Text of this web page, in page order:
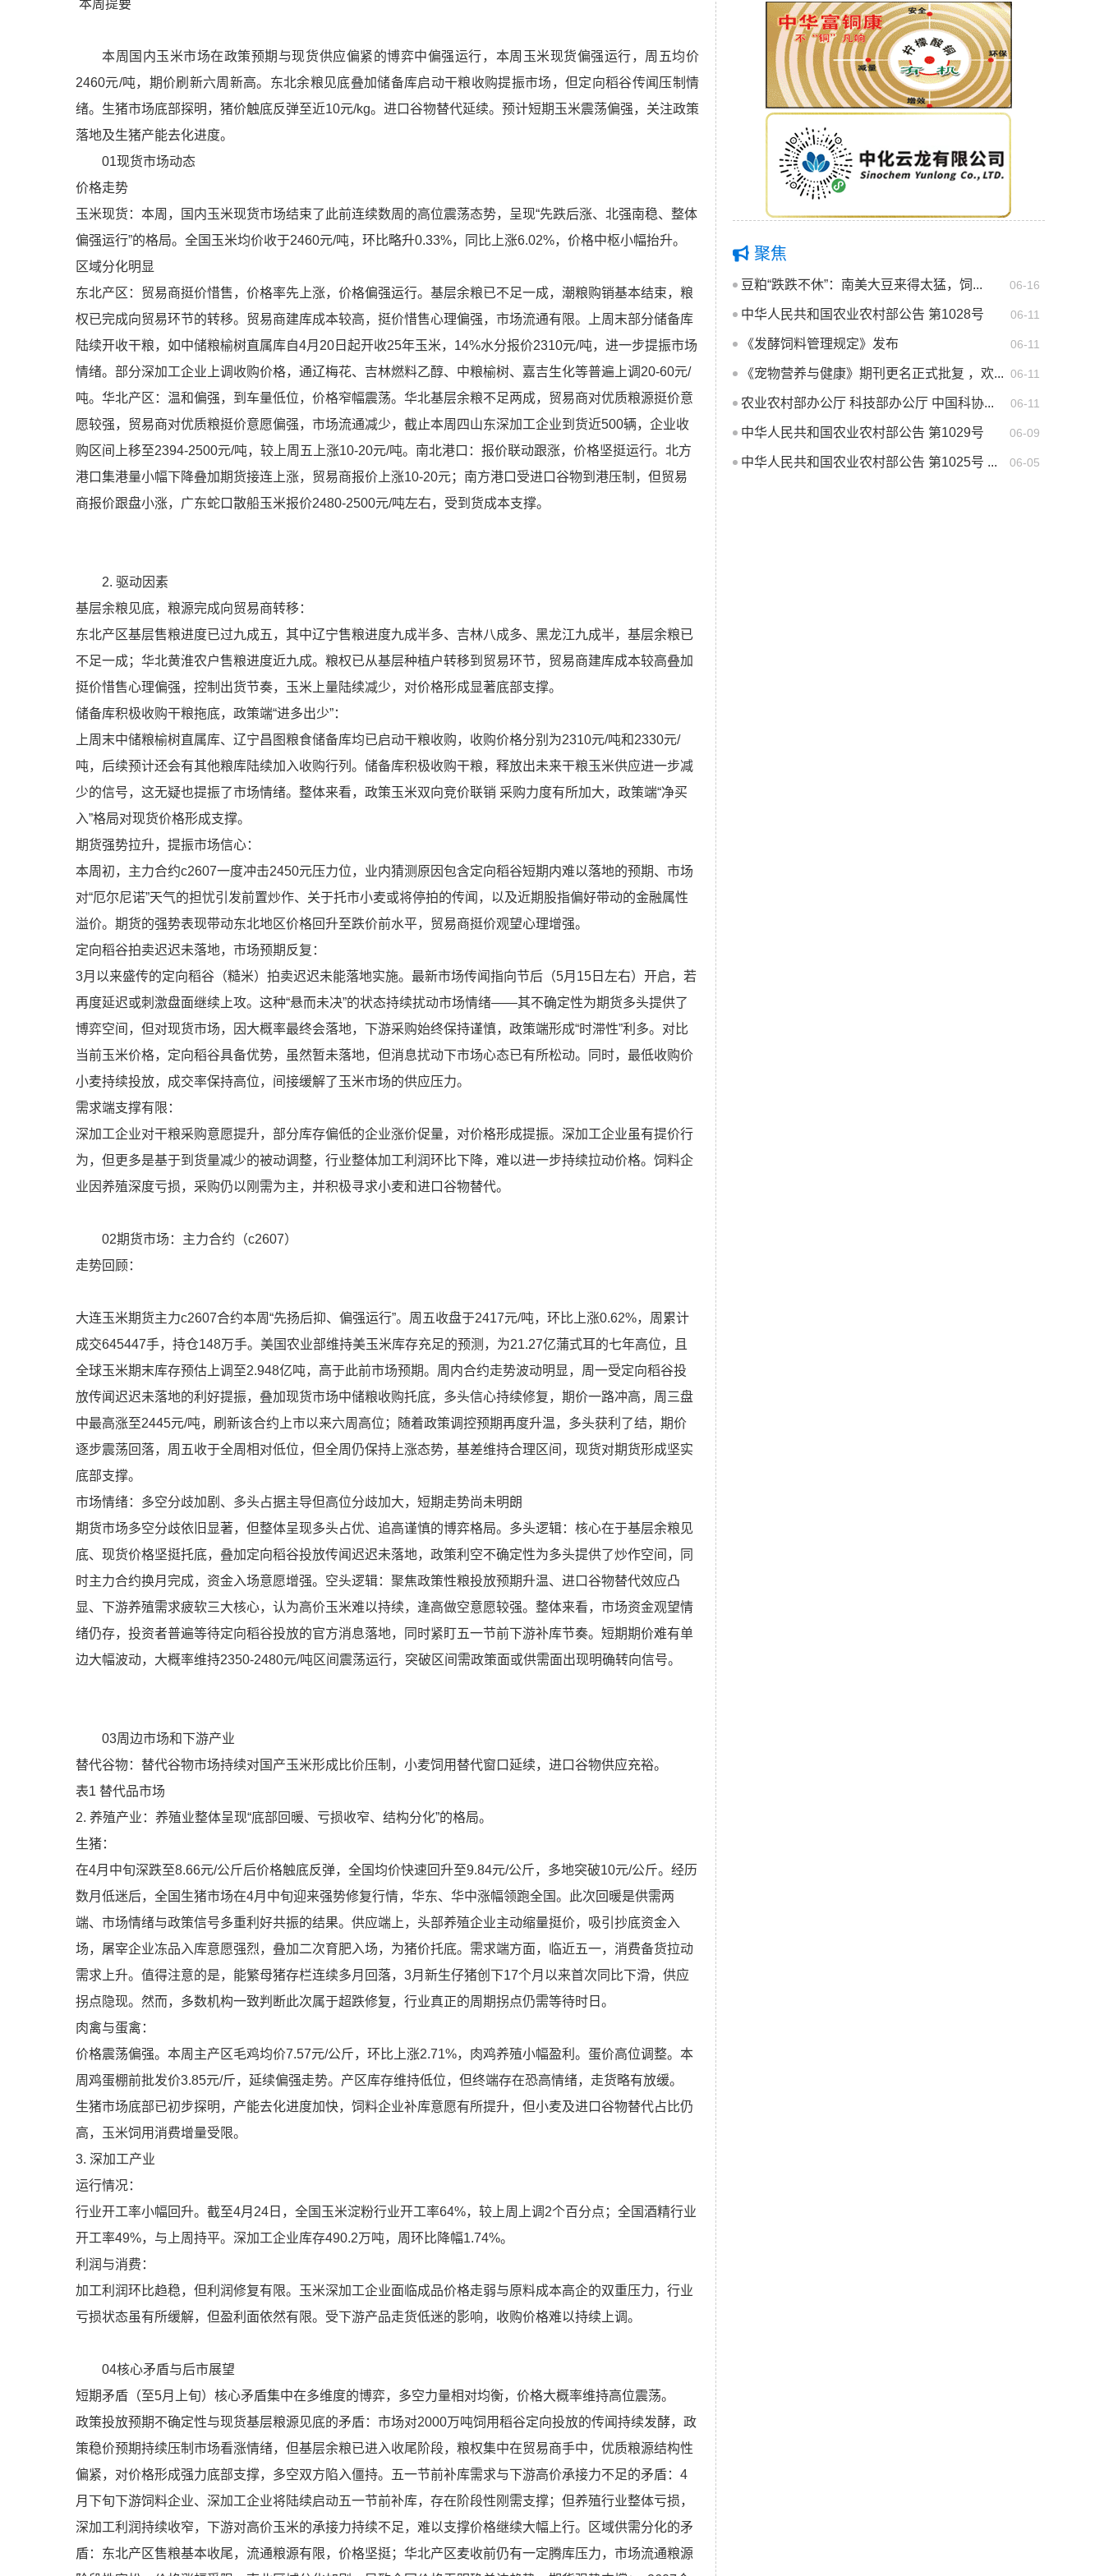
本周提要
本周国内玉米市场在政策预期与现货供应偏紧的博弈中偏强运行，本周玉米现货偏强运行，周五均价
2460元/吨，期价刷新六周新高。东北余粮见底叠加储备库启动干粮收购提振市场，但定向稻谷传闻压制情
绪。生猪市场底部探明，猪价触底反弹至近10元/kg。进口谷物替代延续。预计短期玉米震荡偏强，关注政策
落地及生猪产能去化进度。
01现货市场动态
价格走势
玉米现货：本周，国内玉米现货市场结束了此前连续数周的高位震荡态势，呈现“先跌后涨、北强南稳、整体
偏强运行”的格局。全国玉米均价收于2460元/吨，环比略升0.33%，同比上涨6.02%，价格中枢小幅抬升。
区域分化明显
东北产区：贸易商挺价惜售，价格率先上涨，价格偏强运行。基层余粮已不足一成，潮粮购销基本结束，粮
权已完成向贸易环节的转移。贸易商建库成本较高，挺价惜售心理偏强，市场流通有限。上周末部分储备库
陆续开收干粮，如中储粮榆树直属库自4月20日起开收25年玉米，14%水分报价2310元/吨，进一步提振市场
情绪。部分深加工企业上调收购价格，通辽梅花、吉林燃料乙醇、中粮榆树、嘉吉生化等普遍上调20-60元/
吨。华北产区：温和偏强，到车量低位，价格窄幅震荡。华北基层余粮不足两成，贸易商对优质粮源挺价意
愿较强，贸易商对优质粮挺价意愿偏强，市场流通减少，截止本周四山东深加工企业到货近500辆，企业收
购区间上移至2394-2500元/吨，较上周五上涨10-20元/吨。南北港口：报价联动跟涨，价格坚挺运行。北方
港口集港量小幅下降叠加期货接连上涨，贸易商报价上涨10-20元；南方港口受进口谷物到港压制，但贸易
商报价跟盘小涨，广东蛇口散船玉米报价2480-2500元/吨左右，受到货成本支撑。
2. 驱动因素
基层余粮见底，粮源完成向贸易商转移：
东北产区基层售粮进度已过九成五，其中辽宁售粮进度九成半多、吉林八成多、黑龙江九成半，基层余粮已
不足一成；华北黄淮农户售粮进度近九成。粮权已从基层种植户转移到贸易环节，贸易商建库成本较高叠加
挺价惜售心理偏强，控制出货节奏，玉米上量陆续减少，对价格形成显著底部支撑。
储备库积极收购干粮拖底，政策端“进多出少”：
上周末中储粮榆树直属库、辽宁昌图粮食储备库均已启动干粮收购，收购价格分别为2310元/吨和2330元/
吨，后续预计还会有其他粮库陆续加入收购行列。储备库积极收购干粮，释放出未来干粮玉米供应进一步减
少的信号，这无疑也提振了市场情绪。整体来看，政策玉米双向竞价联销 采购力度有所加大，政策端“净买
入”格局对现货价格形成支撑。
期货强势拉升，提振市场信心：
本周初，主力合约c2607一度冲击2450元压力位，业内猜测原因包含定向稻谷短期内难以落地的预期、市场
对“厄尔尼诺”天气的担忧引发前置炒作、关于托市小麦或将停拍的传闻，以及近期股指偏好带动的金融属性
溢价。期货的强势表现带动东北地区价格回升至跌价前水平，贸易商挺价观望心理增强。
定向稻谷拍卖迟迟未落地，市场预期反复：
3月以来盛传的定向稻谷（糙米）拍卖迟迟未能落地实施。最新市场传闻指向节后（5月15日左右）开启，若
再度延迟或刺激盘面继续上攻。这种“悬而未决”的状态持续扰动市场情绪——其不确定性为期货多头提供了
博弈空间，但对现货市场，因大概率最终会落地，下游采购始终保持谨慎，政策端形成“时滞性”利多。对比
当前玉米价格，定向稻谷具备优势，虽然暂未落地，但消息扰动下市场心态已有所松动。同时，最低收购价
小麦持续投放，成交率保持高位，间接缓解了玉米市场的供应压力。
需求端支撑有限：
深加工企业对干粮采购意愿提升，部分库存偏低的企业涨价促量，对价格形成提振。深加工企业虽有提价行
为，但更多是基于到货量减少的被动调整，行业整体加工利润环比下降，难以进一步持续拉动价格。饲料企
业因养殖深度亏损，采购仍以刚需为主，并积极寻求小麦和进口谷物替代。
02期货市场：主力合约（c2607）
走势回顾：
大连玉米期货主力c2607合约本周“先扬后抑、偏强运行”。周五收盘于2417元/吨，环比上涨0.62%，周累计
成交645447手，持仓148万手。美国农业部维持美玉米库存充足的预测，为21.27亿蒲式耳的七年高位，且
全球玉米期末库存预估上调至2.948亿吨，高于此前市场预期。周内合约走势波动明显，周一受定向稻谷投
放传闻迟迟未落地的利好提振，叠加现货市场中储粮收购托底，多头信心持续修复，期价一路冲高，周三盘
中最高涨至2445元/吨，刷新该合约上市以来六周高位；随着政策调控预期再度升温，多头获利了结，期价
逐步震荡回落，周五收于全周相对低位，但全周仍保持上涨态势，基差维持合理区间，现货对期货形成坚实
底部支撑。
市场情绪：多空分歧加剧、多头占据主导但高位分歧加大，短期走势尚未明朗
期货市场多空分歧依旧显著，但整体呈现多头占优、追高谨慎的博弈格局。多头逻辑：核心在于基层余粮见
底、现货价格坚挺托底，叠加定向稻谷投放传闻迟迟未落地，政策利空不确定性为多头提供了炒作空间，同
时主力合约换月完成，资金入场意愿增强。空头逻辑：聚焦政策性粮投放预期升温、进口谷物替代效应凸
显、下游养殖需求疲软三大核心，认为高价玉米难以持续，逢高做空意愿较强。整体来看，市场资金观望情
绪仍存，投资者普遍等待定向稻谷投放的官方消息落地，同时紧盯五一节前下游补库节奏。短期期价难有单
边大幅波动，大概率维持2350-2480元/吨区间震荡运行，突破区间需政策面或供需面出现明确转向信号。
03周边市场和下游产业
替代谷物：替代谷物市场持续对国产玉米形成比价压制，小麦饲用替代窗口延续，进口谷物供应充裕。
表1 替代品市场
2. 养殖产业：养殖业整体呈现“底部回暖、亏损收窄、结构分化”的格局。
生猪：
在4月中旬深跌至8.66元/公斤后价格触底反弹，全国均价快速回升至9.84元/公斤，多地突破10元/公斤。经历
数月低迷后，全国生猪市场在4月中旬迎来强势修复行情，华东、华中涨幅领跑全国。此次回暖是供需两
端、市场情绪与政策信号多重利好共振的结果。供应端上，头部养殖企业主动缩量挺价，吸引抄底资金入
场，屠宰企业冻品入库意愿强烈，叠加二次育肥入场，为猪价托底。需求端方面，临近五一，消费备货拉动
需求上升。值得注意的是，能繁母猪存栏连续多月回落，3月新生仔猪创下17个月以来首次同比下滑，供应
拐点隐现。然而，多数机构一致判断此次属于超跌修复，行业真正的周期拐点仍需等待时日。
肉禽与蛋禽：
价格震荡偏强。本周主产区毛鸡均价7.57元/公斤，环比上涨2.71%，肉鸡养殖小幅盈利。蛋价高位调整。本
周鸡蛋棚前批发价3.85元/斤，延续偏强走势。产区库存维持低位，但终端存在恐高情绪，走货略有放缓。
生猪市场底部已初步探明，产能去化进度加快，饲料企业补库意愿有所提升，但小麦及进口谷物替代占比仍
高，玉米饲用消费增量受限。
3. 深加工产业
运行情况：
行业开工率小幅回升。截至4月24日，全国玉米淀粉行业开工率64%，较上周上调2个百分点；全国酒精行业
开工率49%，与上周持平。深加工企业库存490.2万吨，周环比降幅1.74%。
利润与消费：
加工利润环比趋稳，但利润修复有限。玉米深加工企业面临成品价格走弱与原料成本高企的双重压力，行业
亏损状态虽有所缓解，但盈利面依然有限。受下游产品走货低迷的影响，收购价格难以持续上调。
04核心矛盾与后市展望
短期矛盾（至5月上旬）核心矛盾集中在多维度的博弈，多空力量相对均衡，价格大概率维持高位震荡。
政策投放预期不确定性与现货基层粮源见底的矛盾：市场对2000万吨饲用稻谷定向投放的传闻持续发酵，政
策稳价预期持续压制市场看涨情绪，但基层余粮已进入收尾阶段，粮权集中在贸易商手中，优质粮源结构性
偏紧，对价格形成强力底部支撑，多空双方陷入僵持。五一节前补库需求与下游高价承接力不足的矛盾：4
月下旬下游饲料企业、深加工企业将陆续启动五一节前补库，存在阶段性刚需支撑；但养殖行业整体亏损，
深加工利润持续收窄，下游对高价玉米的承接力持续不足，难以支撑价格继续大幅上行。区域供需分化的矛
盾：东北产区售粮基本收尾，流通粮源有限，价格坚挺；华北产区麦收前仍有一定腾库压力，市场流通粮源
聚焦
06-16
豆粕“跌跌不休”：南美大豆来得太猛，饲...
06-11
中华人民共和国农业农村部公告 第1028号
06-11
《发酵饲料管理规定》发布
06-11
《宠物营养与健康》期刊更名正式批复 ，欢...
06-11
农业农村部办公厅 科技部办公厅 中国科协...
06-09
中华人民共和国农业农村部公告 第1029号
06-05
中华人民共和国农业农村部公告 第1025号 ...